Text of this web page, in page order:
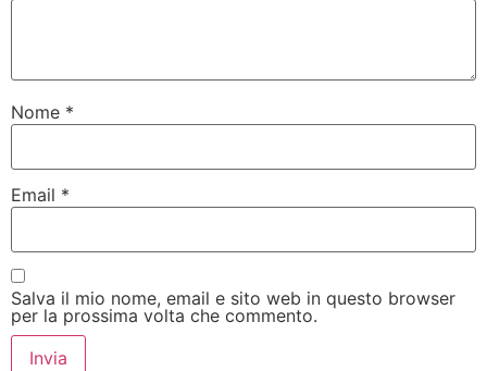
Nome *
Email *
Salva il mio nome, email e sito web in questo browser
per la prossima volta che commento.